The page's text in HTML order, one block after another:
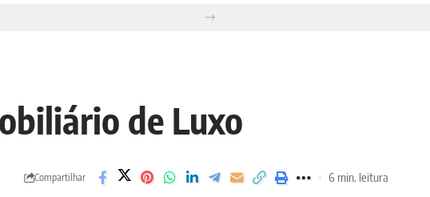
de Luxo
Compartilhar 6 min. leitura